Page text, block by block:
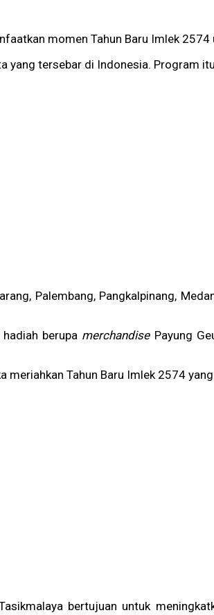
momen Tahun Baru Imlek
yang tersebar di Indonesia. Program
Palembang, Pangkalpinang,
berupa merchandisePayung
meriahkan Tahun Baru Imlek 2574
bertujuan untuk